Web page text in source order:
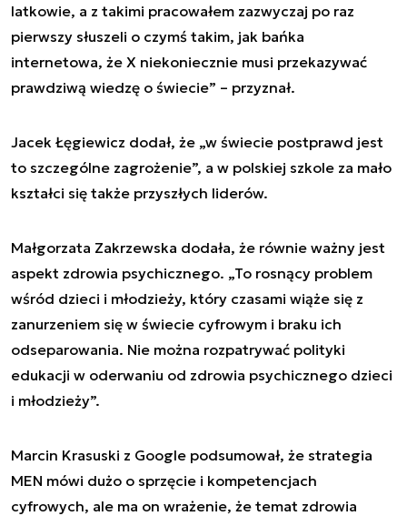
latkowie, a z takimi pracowałem zazwyczaj po raz
pierwszy słuszeli o czymś takim, jak bańka
internetowa, że X niekoniecznie musi przekazywać
prawdziwą wiedzę o świecie” – przyznał.
Jacek Łęgiewicz dodał, że „w świecie postprawd jest
to szczególne zagrożenie”, a w polskiej szkole za mało
kształci się także przyszłych liderów.
Małgorzata Zakrzewska dodała, że równie ważny jest
aspekt zdrowia psychicznego. „To rosnący problem
wśród dzieci i młodzieży, który czasami wiąże się z
zanurzeniem się w świecie cyfrowym i braku ich
odseparowania. Nie można rozpatrywać polityki
edukacji w oderwaniu od zdrowia psychicznego dzieci
i młodzieży”.
Marcin Krasuski z Google podsumował, że strategia
MEN mówi dużo o sprzęcie i kompetencjach
cyfrowych, ale ma on wrażenie, że temat zdrowia